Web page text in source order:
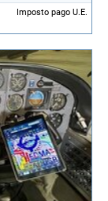
Imposto pago U.E.